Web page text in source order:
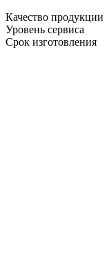
Качество продукции
Уровень сервиса
Срок изготовления